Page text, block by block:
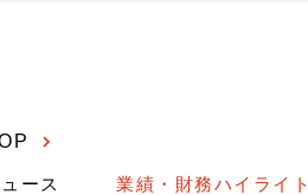
ース
業績・財務ハイライト